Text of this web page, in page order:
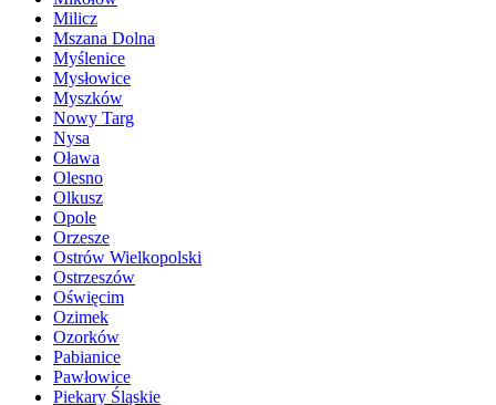
Milicz
Mszana Dolna
Myślenice
Mysłowice
Myszków
Nowy Targ
Nysa
Oława
Olesno
Olkusz
Opole
Orzesze
Ostrów Wielkopolski
Ostrzeszów
Oświęcim
Ozimek
Ozorków
Pabianice
Pawłowice
Piekary Śląskie